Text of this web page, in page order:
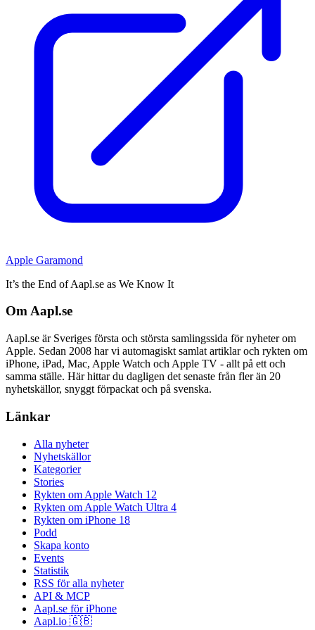
Apple Garamond
It’s the End of Aapl.se as We Know It
Om Aapl.se
Aapl.se är Sveriges första och största samlingssida för nyheter om
Apple. Sedan 2008 har vi automagiskt samlat artiklar och rykten om
iPhone, iPad, Mac, Apple Watch och Apple TV - allt på ett och
samma ställe. Här hittar du dagligen det senaste från fler än 20
nyhetskällor, snyggt förpackat och på svenska.
Länkar
Alla nyheter
Nyhetskällor
Kategorier
Stories
Rykten om Apple Watch 12
Rykten om Apple Watch Ultra 4
Rykten om iPhone 18
Podd
Skapa konto
Events
Statistik
RSS för alla nyheter
API & MCP
Aapl.se för iPhone
Aapl.io 🇬🇧